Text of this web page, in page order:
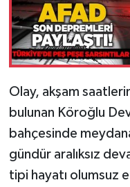
Olay, akşam
bulunan Köroğlu
bahçesinde
gündür aralıksız
tipi hayatı olumsuz
Gökçebey
GÜNDEM
Kilimli
Kültür - Sanat